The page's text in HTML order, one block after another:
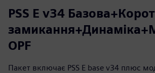
PSS E v34
OPF
Пакет включає PSS E base v34 плюс